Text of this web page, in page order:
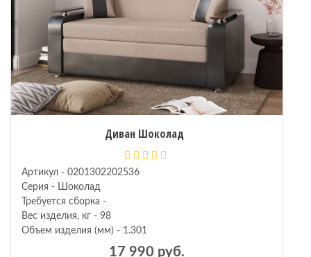
Диван Шоколад
Артикул - 0201302202536
Серия - Шоколад
Требуется сборка -
Вес изделия, кг - 98
Объем изделия (мм) - 1.301
17 990 руб.